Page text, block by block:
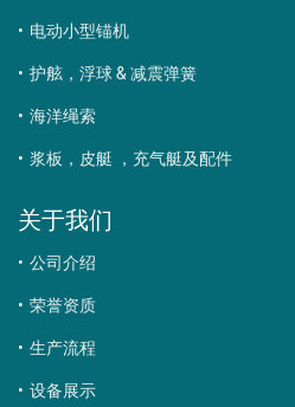
电动小型锚机
护舷，浮球 & 减震弹簧
海洋绳索
浆板，皮艇 ，充气艇及配件
关于我们
公司介绍
荣誉资质
生产流程
设备展示